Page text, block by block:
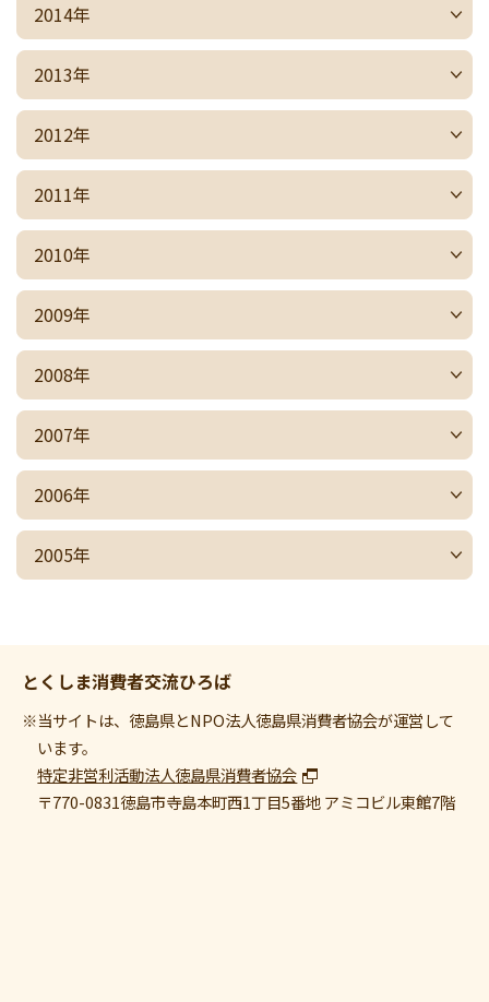
2014年
2013年
2012年
2011年
2010年
2009年
2008年
2007年
2006年
2005年
とくしま消費者交流ひろば
※当サイトは、徳島県とNPO法人徳島県消費者協会が運営して
います。
特定非営利活動法人徳島県消費者協会
〒770-0831徳島市寺島本町西1丁目5番地 アミコビル東館7階